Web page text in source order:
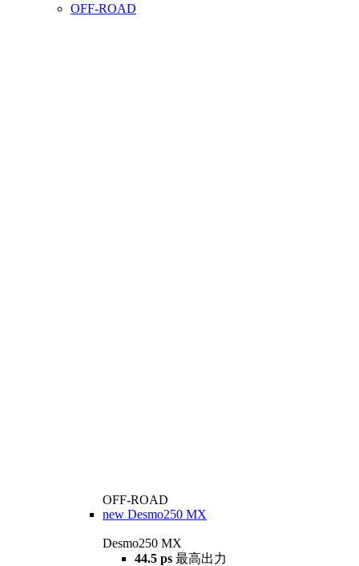
OFF-ROAD
OFF-ROAD
new Desmo250 MX
Desmo250 MX
44.5 ps 最高出力